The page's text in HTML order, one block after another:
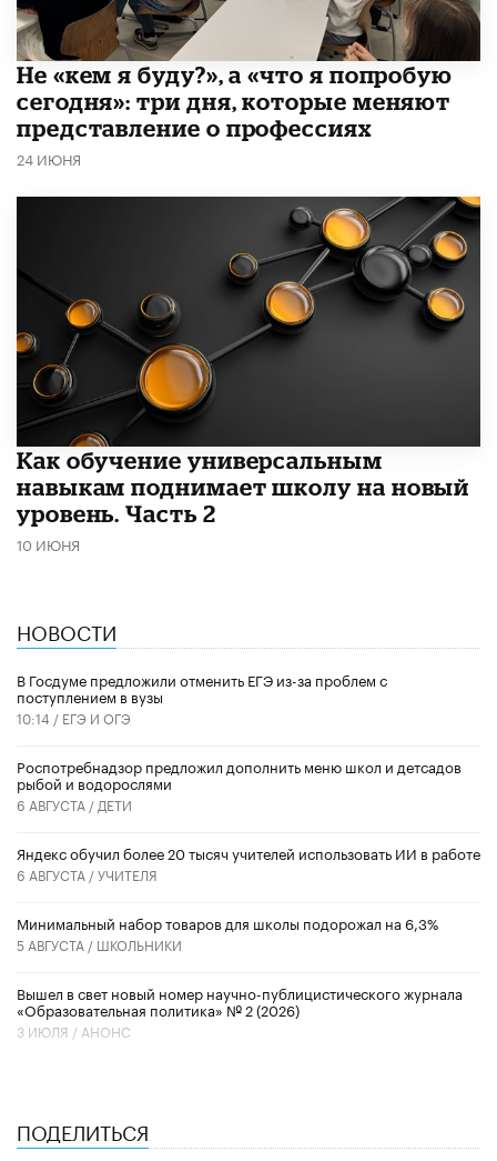
Не «кем я буду?», а «что я попробую
сегодня»: три дня, которые меняют
представление о профессиях
24 ИЮНЯ
​Как обучение универсальным
навыкам поднимает школу на новый
уровень. Часть 2
10 ИЮНЯ
НОВОСТИ
В Госдуме предложили отменить ЕГЭ из-за проблем с
поступлением в вузы
10:14 / ЕГЭ И ОГЭ
Роспотребнадзор предложил дополнить меню школ и детсадов
рыбой и водорослями
6 АВГУСТА / ДЕТИ
​Яндекс обучил более 20 тысяч учителей использовать ИИ в работе
6 АВГУСТА /УЧИТЕЛЯ
Минимальный набор товаров для школы подорожал на 6,3%
5 АВГУСТА / ШКОЛЬНИКИ
Вышел в свет новый номер научно-публицистического журнала
«Образовательная политика» № 2 (2026)
3 ИЮЛЯ / АНОНС
ПОДЕЛИТЬСЯ